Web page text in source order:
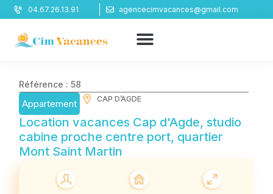
Panneau de gestion des cookies
04.67.26.13.91 agencecimvacances@gmail.com
Référence : 58
Appartement CAP D’AGDE
Location vacances Cap d'Agde, studio
cabine proche centre port, quartier
Mont Saint Martin